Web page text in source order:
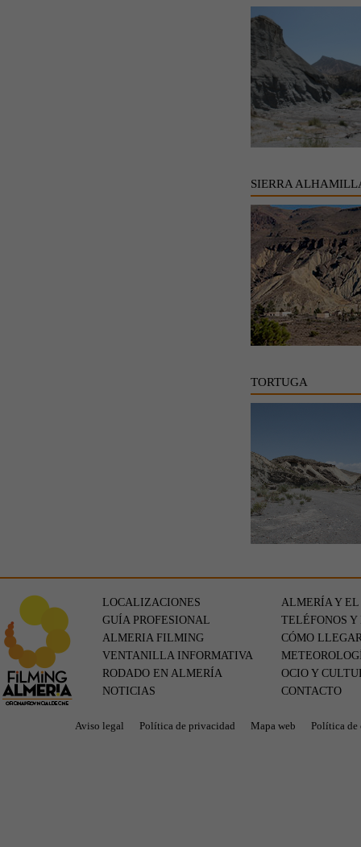
SIERRA
TORTUGA
LOCALIZACIONES
GUÍA PROFESIONAL
ALMERIA FILMING
VENTANILLA INFORMATIVA
RODADO EN ALMERÍA
NOTICIAS
ALMERÍA Y EL
TELÉFONOS Y
CÓMO
OCIO Y
CONTACTO
Aviso legal Política de privacidad Mapa web Política de